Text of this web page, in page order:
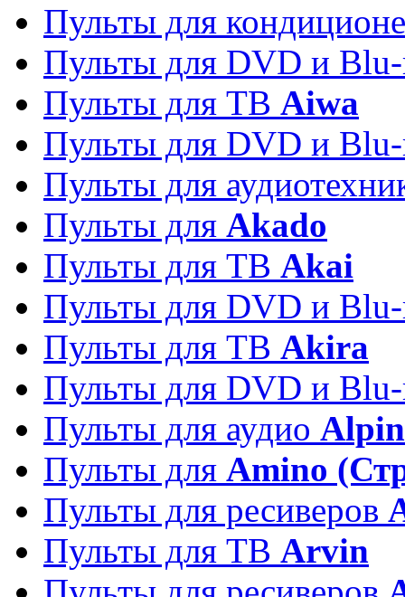
Пульты для
Пульты для DVD и
Пульты для ТВ Aiwa
Пульты для DVD и
Пульты для
Пульты для Akado
Пульты для ТВ Akai
Пульты для DVD и
Пульты для ТВ Akira
Пульты для DVD и
Пульты для аудио
Пульты для Amino
Пульты для ресиверов
Пульты для ТВ Arvin